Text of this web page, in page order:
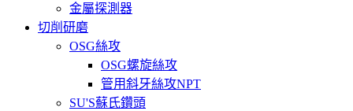
金屬探測器
切削研磨
OSG絲攻
OSG螺旋絲攻
管用斜牙絲攻NPT
SU'S蘇氏鑽頭